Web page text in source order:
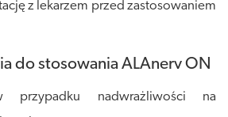
z lekarzem przed zastosowaniem
do stosowania ALAnerv ON
nadwrażliwości na